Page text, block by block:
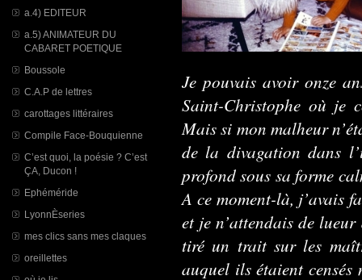
a.4) EDITEUR
a.5) ANIMATEUR DU
CABARET POETIQUE
Boussole
C.A.P de lettres
carottages littéraires
Compile Face-Bouquienne
C’est quoi, la poésie ? C’est
ÇA, Ducon !
Ephéméride
LyonnÈseries
mes clics sans mes claques
oreillettes
Je pouvais avoir onze
Saint-Christophe où je
Mais si mon malheur
de la divagation dans
profond sous sa forme
A ce moment-là, j’avais
et je n’attendais de
tiré un trait sur les
auquel ils étaient